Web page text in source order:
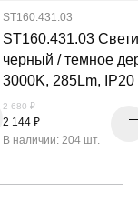
ST160.431.03
ST160.431.03
черный / темное
3000K, 285Lm, IP20
2 680 ₽
2 144 ₽
В наличии: 204 шт.